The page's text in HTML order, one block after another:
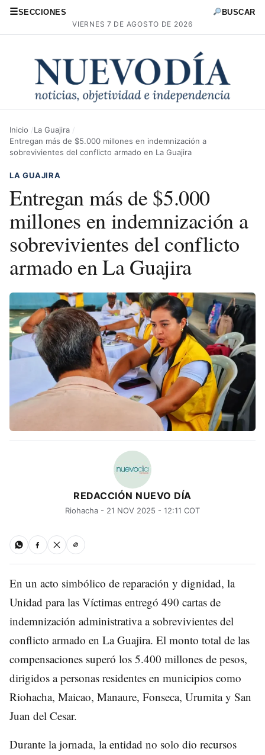
☰SECCIONES
VIERNES 7 DE AGOSTO DE 2026
BUSCAR
Inicio
La Guajira
Entregan más de $5.000 millones en indemnización a
sobrevivientes del conflicto armado en La Guajira
LA GUAJIRA
Entregan más de $5.000
millones en indemnización a
sobrevivientes del conflicto
armado en La Guajira
REDACCIÓN NUEVO DÍA
Riohacha - 21 NOV 2025 - 12:11 COT
En un acto simbólico de reparación y dignidad, la
Unidad para las Víctimas entregó 490 cartas de
indemnización administrativa a sobrevivientes del
conflicto armado en La Guajira. El monto total de las
compensaciones superó los 5.400 millones de pesos,
dirigidos a personas residentes en municipios como
Riohacha, Maicao, Manaure, Fonseca, Urumita y San
Juan del Cesar.
Durante la jornada, la entidad no solo dio recursos